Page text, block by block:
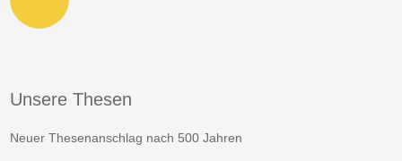
Unsere Thesen
Neuer Thesenanschlag nach 500 Jahren